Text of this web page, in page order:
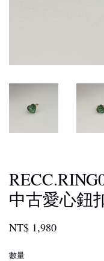
中古愛心鈕
NT$ 1,980
數量